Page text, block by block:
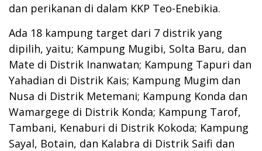
dan perikanan di dalam KKP Teo-Enebikia.
Ada 18 kampung target dari 7 distrik yang
dipilih, yaitu; Kampung Mugibi, Solta Baru, dan
Mate di Distrik Inanwatan; Kampung Tapuri dan
Yahadian di Distrik Kais; Kampung Mugim dan
Nusa di Distrik Metemani; Kampung Konda dan
Wamargege di Distrik Konda; Kampung Tarof,
Tambani, Kenaburi di Distrik Kokoda; Kampung
Sayal, Botain, dan Kalabra di Distrik Saifi dan